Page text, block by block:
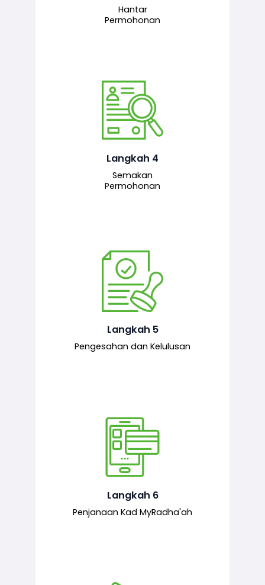
Hantar
Permohonan
Langkah 4
Semakan
Permohonan
Pegawai penyemak menyemak
maklumat yang dikemukakan. Jika
semua maklumat adalah lengkap dan
kepada pegawai pelulus untuk
tindakan seterusnya.
Langkah 5
Pengesahan dan Kelulusan
Pegawai pelulus menilai permohonan
dan memberi pengesahan serta
kelulusan akhir sekiranya semuanya
mematuhi syarat ditetapkan.
Langkah 6
Penjanaan Kad MyRadha'ah
Setelah permohonan diluluskan, kad
MyRadha’ah akan dijana.